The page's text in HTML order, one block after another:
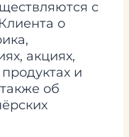
с
о
акциях,
и
об